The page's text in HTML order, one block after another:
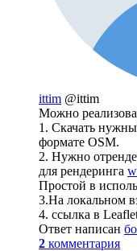
ittim @ittim
Можно
1. Скачать
формате OSM.
2. Нужно
для рендеринга
Простой в
3.На локальном
4. ссылка в
Ответ написан
2 комментария